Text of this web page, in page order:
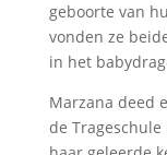
geboorte van
vonden ze
in het
Marzana deed
de